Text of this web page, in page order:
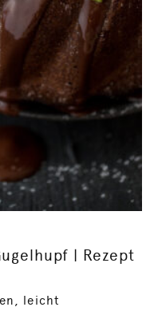
| Rezept
leicht